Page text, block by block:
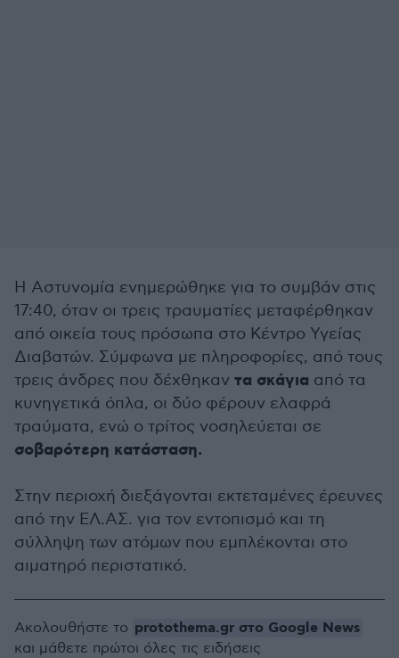
Η Αστυνομία ενημερώθηκε για το συμβάν στις
17:40, όταν οι τρεις τραυματίες μεταφέρθηκαν
από οικεία τους πρόσωπα στο Κέντρο Υγείας
Διαβατών. Σύμφωνα με πληροφορίες, από τους
τρεις άνδρες που δέχθηκαν τα σκάγια από τα
κυνηγετικά όπλα, οι δύο φέρουν ελαφρά
τραύματα, ενώ ο τρίτος νοσηλεύεται σε
σοβαρότερη κατάσταση.
Στην περιοχή διεξάγονται εκτεταμένες έρευνες
από την ΕΛ.ΑΣ. για τον εντοπισμό και τη
σύλληψη των ατόμων που εμπλέκονται στο
αιματηρό περιστατικό.
Ακολουθήστε το protothema.gr στο Google News
και μάθετε πρώτοι όλες τις ειδήσεις